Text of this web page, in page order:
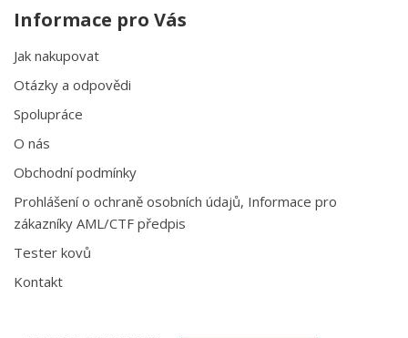
Informace pro Vás
Jak nakupovat
Otázky a odpovědi
Spolupráce
O nás
Obchodní podmínky
Prohlášení o ochraně osobních údajů, Informace pro
zákazníky AML/CTF předpis
Tester kovů
Kontakt